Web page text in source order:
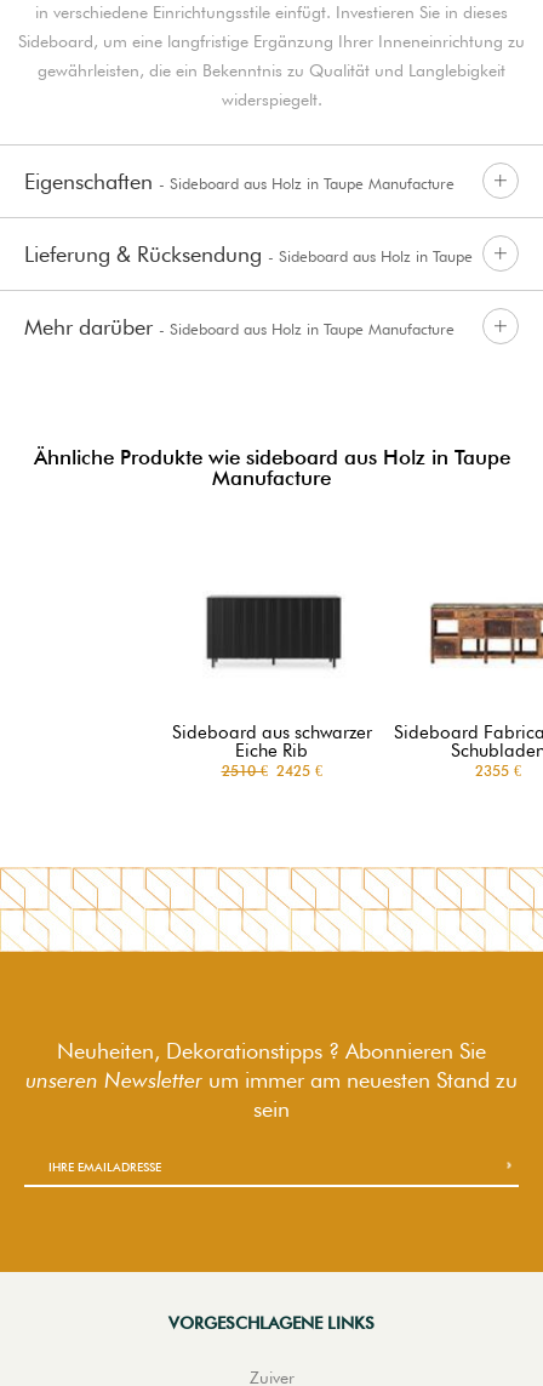
in verschiedene Einrichtungsstile einfügt. Investieren Sie in dieses
Sideboard, um eine langfristige Ergänzung Ihrer Inneneinrichtung zu
gewährleisten, die ein Bekenntnis zu Qualität und Langlebigkeit
widerspiegelt.
Eigenschaften - Sideboard aus Holz in Taupe Manufacture
Lieferung & Rücksendung - Sideboard aus Holz in Taupe
Manufacture
Mehr darüber - Sideboard aus Holz in Taupe Manufacture
Ähnliche Produkte wie sideboard aus Holz in Taupe
Manufacture
Sideboard aus schwarzer
Eiche Rib
2510 €2425 €
Sideboard
2355 €
Neuheiten, Dekorationstipps ? Abonnieren Sie
unseren Newsletter um immer am neuesten Stand zu
sein
VORGESCHLAGENE LINKS
Zuiver